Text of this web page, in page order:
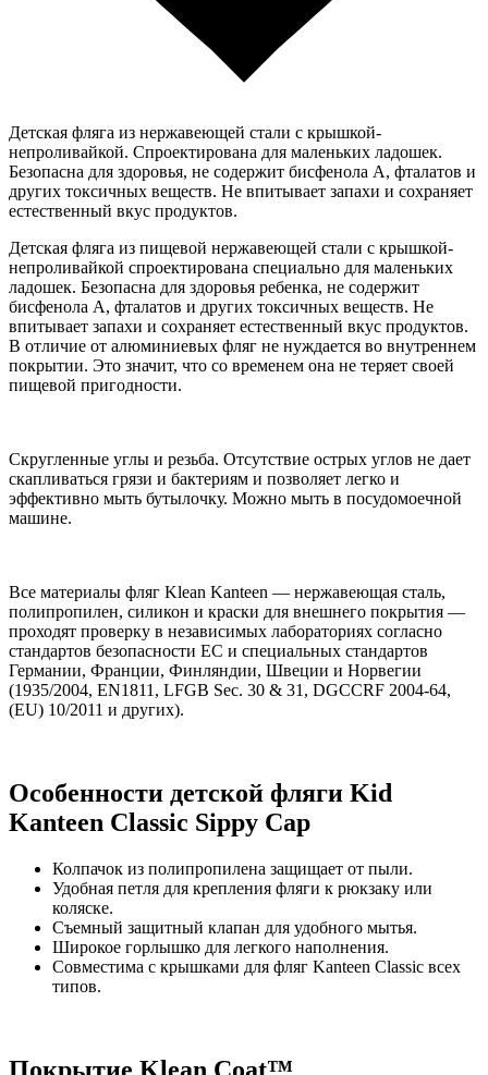
Детская фляга из нержавеющей стали с крышкой-
непроливайкой. Спроектирована для маленьких ладошек.
Безопасна для здоровья, не содержит бисфенола А, фталатов и
других токсичных веществ. Не впитывает запахи и сохраняет
естественный вкус продуктов.
Детская фляга из пищевой нержавеющей стали с крышкой-
непроливайкой спроектирована специально для маленьких
ладошек. Безопасна для здоровья ребенка, не содержит
бисфенола А, фталатов и других токсичных веществ. Не
впитывает запахи и сохраняет естественный вкус продуктов.
В отличие от алюминиевых фляг не нуждается во внутреннем
покрытии. Это значит, что со временем она не теряет своей
пищевой пригодности.
Cкругленные углы и резьба. Отсутствие острых углов не дает
скапливаться грязи и бактериям и позволяет легко и
эффективно мыть бутылочку. Можно мыть в посудомоечной
машине.
Все материалы фляг Klean Kanteen — нержавеющая сталь,
полипропилен, силикон и краски для внешнего покрытия —
проходят проверку в независимых лабораториях согласно
стандартов безопасности ЕС и специальных стандартов
Германии, Франции, Финляндии, Швеции и Норвегии
(1935/2004, EN1811, LFGB Sec. 30 & 31, DGCCRF 2004-64,
(EU) 10/2011 и других).
Особенности детской фляги Kid
Kanteen Classic Sippy Cap
Колпачок из полипропилена защищает от пыли.
Удобная петля для крепления фляги к рюкзаку или
коляске.
Съемный защитный клапан для удобного мытья.
Широкое горлышко для легкого наполнения.
Совместима c крышками для фляг Kanteen Classic всех
типов.
Покрытие Klean Coat™